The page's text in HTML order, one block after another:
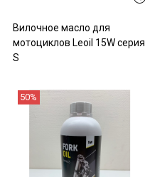
Вилочное масло для
мотоциклов Leoil 15W серия
S
50%